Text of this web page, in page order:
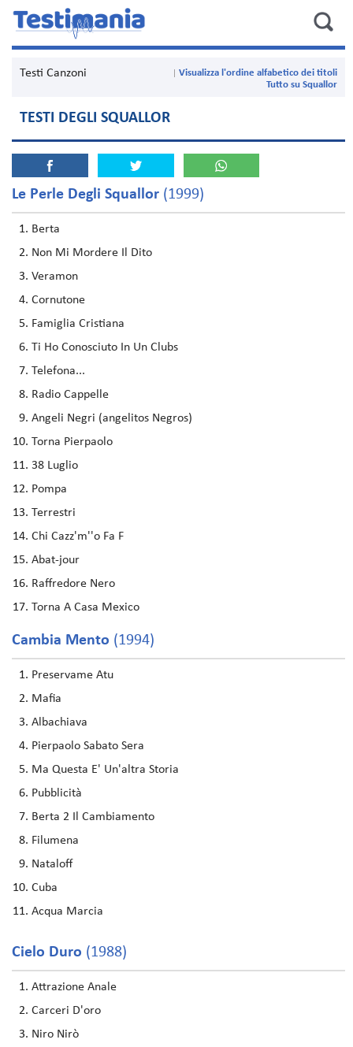
Testi Canzoni
Visualizza l'ordine alfabetico dei titoli
Tutto su Squallor
TESTI DEGLI SQUALLOR
Le Perle Degli Squallor (1999)
Berta
Non Mi Mordere Il Dito
Veramon
Cornutone
Famiglia Cristiana
Ti Ho Conosciuto In Un Clubs
Telefona...
Radio Cappelle
Angeli Negri (angelitos Negros)
Torna Pierpaolo
38 Luglio
Pompa
Terrestri
Chi Cazz'm''o Fa F
Abat-jour
Raffredore Nero
Torna A Casa Mexico
Cambia Mento (1994)
Preservame Atu
Mafia
Albachiava
Pierpaolo Sabato Sera
Ma Questa E' Un'altra Storia
Pubblicità
Berta 2 Il Cambiamento
Filumena
Nataloff
Cuba
Acqua Marcia
Cielo Duro (1988)
Attrazione Anale
Carceri D'oro
Niro Nirò